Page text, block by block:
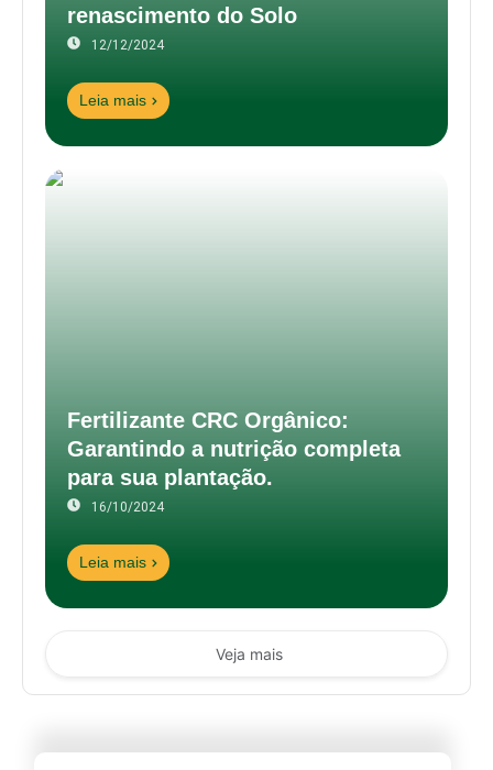
renascimento do Solo
12/12/2024
Leia mais
Fertilizante CRC Orgânico:
Garantindo a nutrição completa
para sua plantação.
16/10/2024
Leia mais
Veja mais